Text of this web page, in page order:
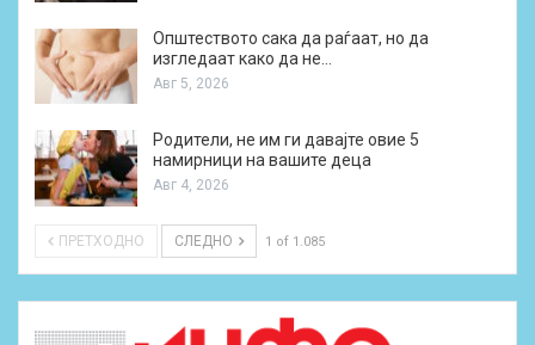
Општеството сака да раѓаат, но да
изгледаат како да не…
Авг 5, 2026
Родители, не им ги давајте овие 5
намирници на вашите деца
Авг 4, 2026
ПРЕТХОДНО СЛЕДНО 1 of 1.085